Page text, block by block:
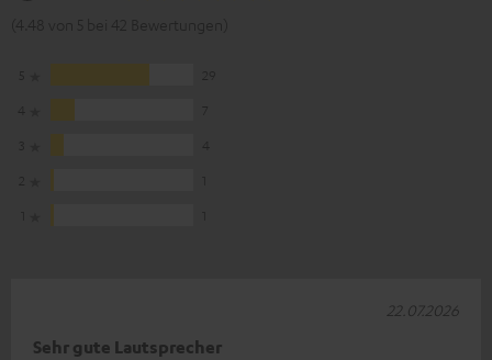
Sehr gute Lautsprecher
22.07.2026